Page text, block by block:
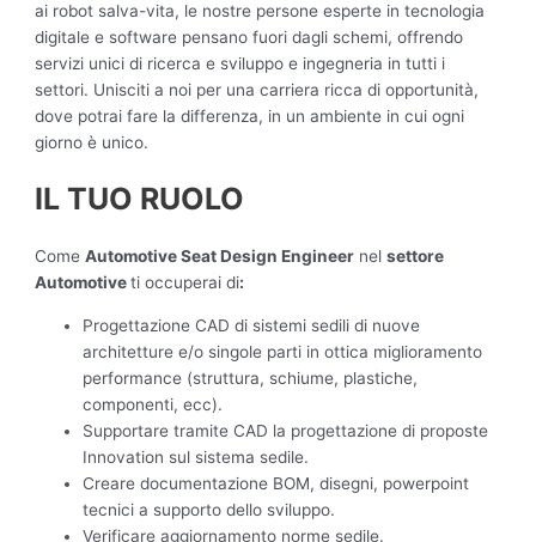
ai robot salva-vita, le nostre persone esperte in tecnologia
digitale e software pensano fuori dagli schemi, offrendo
servizi unici di ricerca e sviluppo e ingegneria in tutti i
settori. Unisciti a noi per una carriera ricca di opportunità,
dove potrai fare la differenza, in un ambiente in cui ogni
giorno è unico.
IL TUO RUOLO
ComeAutomotive Seat Design Engineer nelsettore
Automotiveti occuperai di:
Progettazione CAD di sistemi sedili di nuove
architetture e/o singole parti in ottica miglioramento
performance (struttura, schiume, plastiche,
componenti, ecc).
Supportare tramite CAD la progettazione di proposte
Innovation sul sistema sedile.
Creare documentazione BOM, disegni, powerpoint
tecnici a supporto dello sviluppo.
Verificare aggiornamento norme sedile.